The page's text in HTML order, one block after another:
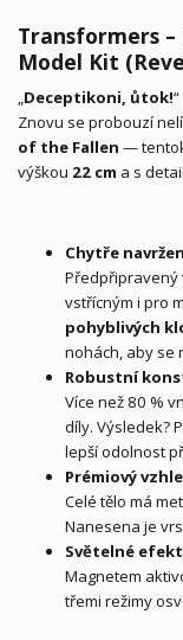
Transformers –
Model Kit
„Deceptikoni, ůtok!“
Znovu se probouzí
of the Fallen —
výškou 22 cm a s
Chytře
Předpřipravený
vstřícným i pro
pohyblivých
nohách, aby se
Robustní
Více než 80 %
díly. Výsledek?
lepší odolnost
Prémiový
Celé tělo má
Nanesena je
Světelné
Magnetem
třemi režimy